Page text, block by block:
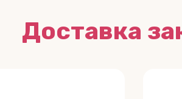
Доставка